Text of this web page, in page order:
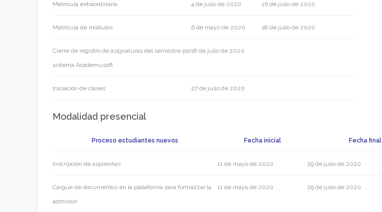
Matrícula extraordinaria 4 de julio de 2020 16 de julio de 2020
Matricula de módulos 6 de mayo de 2020 18 de julio de 2020
Cierre de registro de asignaturas del semestre por
sistema Academusoft
18 de julio de 2020
Iniciación de clases 27 de julio de 2020
Modalidad presencial
Proceso estudiantes nuevos Fecha inicial Fecha final
Inscripción de aspirantes 11 de mayo de 2020 29 de julio de 2020
Cargue de documentos en la plataforma para formalizar la
admisión
11 de mayo de 2020 29 de julio de 2020